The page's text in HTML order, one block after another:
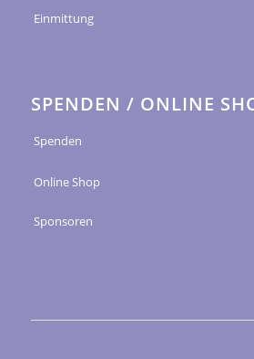
Einmittung
SPENDEN / ONLINE
Spenden
Online Shop
Sponsoren